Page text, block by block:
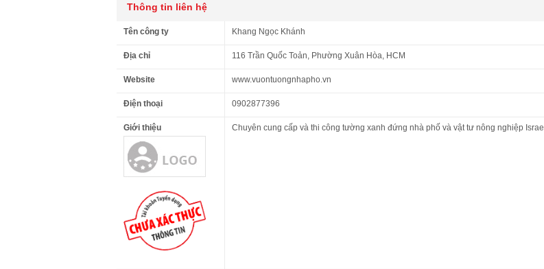
Thông tin liên hệ
Tên công ty Khang Ngọc Khánh
Địa chỉ 116 Trần Quốc Toản, Phường Xuân Hòa, HCM
Website www.vuontuongnhapho.vn
Điện thoại 0902877396
Giới thiệu Chuyên cung cấp và thi công tường xanh đứng nhà phố và vật tư nông nghiệp Israel